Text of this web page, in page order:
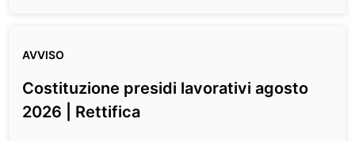
AVVISO
Costituzione presidi lavorativi agosto
2026 | Rettifica